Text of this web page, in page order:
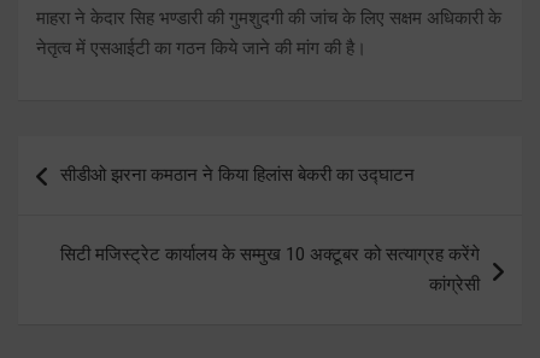
माहरा ने केदार सिह भण्डारी की गुमशुदगी की जांच के लिए सक्षम अधिकारी के
नेतृत्व में एसआईटी का गठन किये जाने की मांग की है।
navigation
सीडीओ झरना कमठान ने किया हिलांस बेकरी का उद्घाटन
सिटी मजिस्ट्रेट कार्यालय के सम्मुख 10 अक्टूबर को सत्याग्रह करेंगे
कांग्रेसी